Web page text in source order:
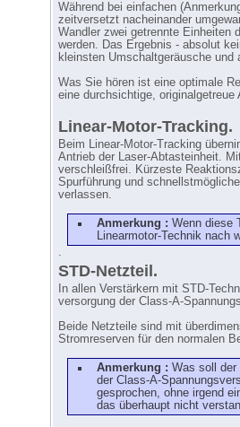
Während bei einfachen
zeitversetzt nacheinander
Wandler zwei getrennte Einheiten
werden. Das Ergebnis - absolut
kleinsten Umschaltgeräusche und
Was Sie hören ist eine optimale
eine durchsichtige,
Linear-Motor-Tracking.
Beim Linear-Motor-Tracking
Antrieb der Laser-Abtasteinheit.
verschleißfrei. Kürzeste
Spurführung und
verlassen.
Anmerkung : Wenn diese
Linearmotor-Technik nach
.
STD-Netzteil.
In allen Verstärkern mit STD-
versorgung der Class-A-
Beide Netzteile sind mit
Stromreserven für den normalen
Anmerkung : Was soll der
der Class-A-
gesprochen, ohne irgend
das überhaupt nicht